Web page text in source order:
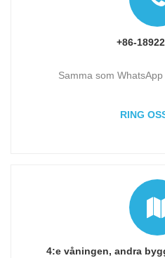
+86-
Samma som
RING
4:e våningen, andra